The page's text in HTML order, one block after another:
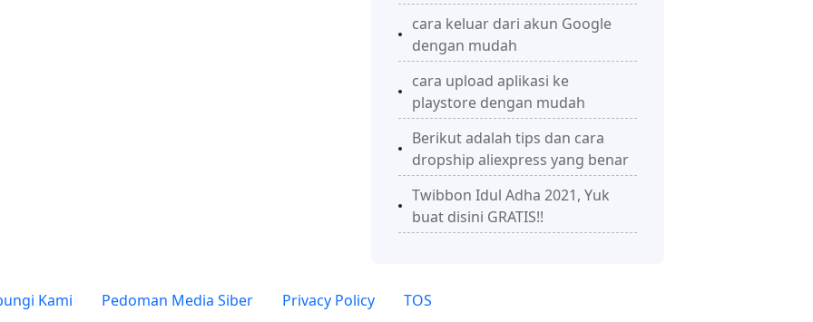
cara keluar dari akun Google
dengan mudah
cara upload aplikasi ke
playstore dengan mudah
Berikut adalah tips dan cara
dropship aliexpress yang benar
Twibbon Idul Adha 2021, Yuk
buat disini GRATIS!!
Kami Pedoman Media Siber Privacy Policy
TOS